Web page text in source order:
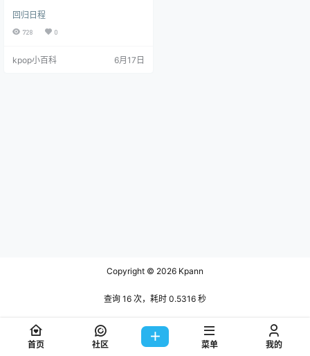
ylist #Your Youth ⏰ 时间：下午6点
📌 备注：主打与曲目待公布。 🔗 官
发行，标题待公布 ⏰ 时间：中午12
回归日程
728 0
kpop小百科 6月17日
Copyright © 2026 Kpann
查询 16 次，耗时 0.5316 秒
首页 社区 菜单 我的